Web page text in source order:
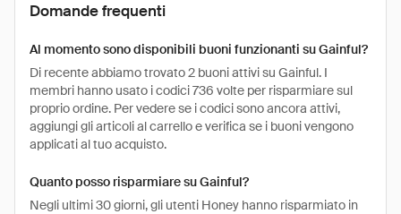
Domande frequenti
Al momento sono disponibili buoni funzionanti su Gainful?
Di recente abbiamo trovato 2 buoni attivi su Gainful. I
membri hanno usato i codici 736 volte per risparmiare sul
proprio ordine. Per vedere se i codici sono ancora attivi,
aggiungi gli articoli al carrello e verifica se i buoni vengono
applicati al tuo acquisto.
Quanto posso risparmiare su Gainful?
Negli ultimi 30 giorni, gli utenti Honey hanno risparmiato in